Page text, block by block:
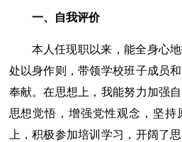
一、自我评价
本人任现职以来，能全身心
处以身作则，带领学校班子成员
奉献。在思想上，我能努力加强
思想觉悟，增强党性观念，坚持
上，积极参加培训学习，开阔了